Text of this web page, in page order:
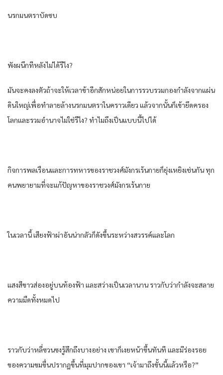
นรกมนตราบัดซบ
พังผนึกทีหลังไม่ได้รึไง?
มันจะคงลงตัวถ้าจะให้เวลาข้าอีกสักหน่อยในการรวบรวมกองกำลังจากแผ่น
ดินใหญ่เพื่อทำลายล้างนรกมนตราในคราวเดียว แล้วจากนั้นก็เข้ายึดครอง
โลกและรวมอำนาจไม่ใช่รึไง? ทำไมถึงเป็นแบบนี้ไปได้
กิจการพลเรือนและการทหารของราชวงศ์มังกรเร้นกายก็ยุ่งเหยิงเช่นกัน ทุก
คนพยายามที่จะแก้ปัญหาของราชวงศ์มังกรเร้นกาย
ในเวลานี้ เสียงฟ้าผ่าอันน่ากลัวก็ดังขึ้นระหว่างสวรรค์และโลก
แสงสีขาวส่องอยู่บนท้องฟ้า และสว่างเป็นเวลานาน ราวกับว่ากำลังจะสลาย
ความมืดทั้งหมดไป
ราวกับว่าหลี่ซวนซงรู้สึกถึงบางอย่าง เขาก็เงยหน้าขึ้นทันที และมีร่องรอย
ของความขมขื่นปรากฏขึ้นที่มุมปากของเขา “เจ้ามาถึงขั้นนี้แล้วหรือ?”